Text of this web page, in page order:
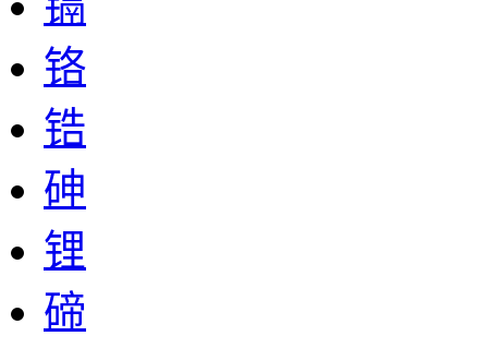
铬
锆
砷
锂
碲